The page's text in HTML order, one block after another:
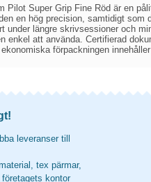
Pilot Super Grip Fine Röd är en
en hög precision, samtidigt som
under längre skrivsessioner och
enkel att använda. Certifierad
förpackningen
leveranser till
tex pärmar,
kontor